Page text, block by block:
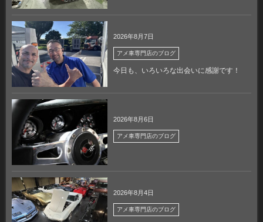
2026年8月7日
アメ車専門店のブログ
今日も、いろいろな出会いに感謝です！
2026年8月6日
アメ車専門店のブログ
2026年8月4日
アメ車専門店のブログ